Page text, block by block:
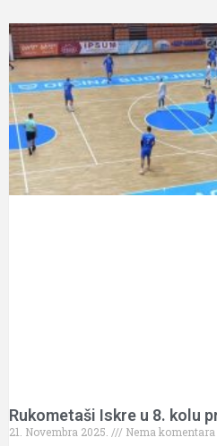
Rukometaši Iskre u 8. kolu
21. Novembra 2025.
Nema komentara